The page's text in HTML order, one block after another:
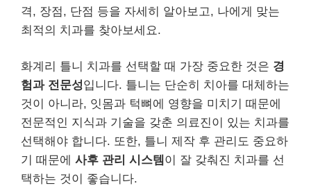
격, 장점, 단점 등을 자세히 알아보고, 나에게 맞는
최적의 치과를 찾아보세요.
화계리 틀니 치과를 선택할 때 가장 중요한 것은 경
험과 전문성입니다. 틀니는 단순히 치아를 대체하는
것이 아니라, 잇몸과 턱뼈에 영향을 미치기 때문에
전문적인 지식과 기술을 갖춘 의료진이 있는 치과를
선택해야 합니다. 또한, 틀니 제작 후 관리도 중요하
기 때문에 사후 관리 시스템 이 잘 갖춰진 치과를 선
택하는 것이 좋습니다.